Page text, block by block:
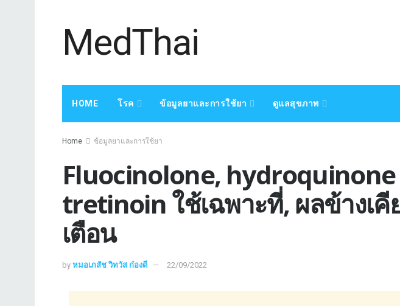
MedThai
HOME โรค ข้อมูลยาและการใช้ยา ดูแลสุขภาพ
Home ข้อมูลยาและการใช้ยา
Fluocinolone, hydroquinone
tretinoin ใช้เฉพาะที่, ผลข้างเคี
เตือน
by หมอเภสัช วิทวัส ก๋องดี 22/09/2022